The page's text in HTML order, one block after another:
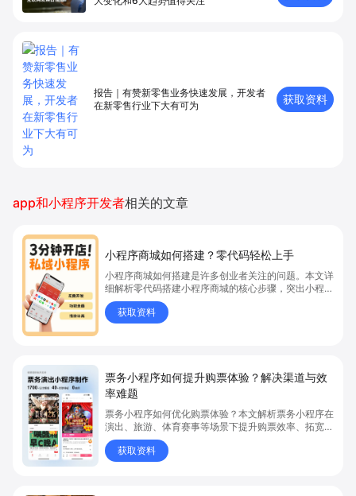
报告｜有赞新零售业务快速发展，开发者
在新零售⾏业下⼤有可为
获取资料
app和小程序开发者相关的文章
小程序商城如何搭建？零代码轻松上手
小程序商城如何搭建是许多创业者关注的问题。本文详
细解析零代码搭建小程序商城的核心步骤，突出小程序
商城、商城搭建与零代码开店优势，帮助你轻松实现商
品上架、全渠道销售及高效会员运营，快速开启线上卖
货新模式。点击获取详细操作指南！
获取资料
票务小程序如何提升购票体验？解决渠道与效
率难题
票务小程序如何优化购票体验？本文解析票务小程序在
演出、旅游、体育赛事等场景下提升购票效率、拓宽销
售渠道、实现会员精准营销的具体方式。关键词包括
“票务小程序”、“购票体验”、“购票效率”。
获取资料